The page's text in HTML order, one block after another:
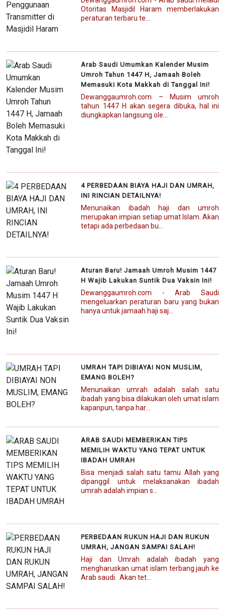
Otoritas Masjidil Haram memberlakukan
peraturan terbaru te...
Arab Saudi Umumkan Kalender Musim
Umroh Tahun 1447 H, Jamaah Boleh
Memasuki Kota Makkah di Tanggal Ini!
Dewanggaumroh.com – Musim umroh
tahun 1447 H akan segera dibuka, hal ini
diungkapkan langsung ole...
4 PERBEDAAN BIAYA HAJI DAN UMRAH,
INI RINCIAN DETAILNYA!
Menunaikan ibadah haji dan umroh
merupakan impian setiap umat Islam. Akan
tetapi ada perbedaan bu...
Aturan Baru! Jamaah Umroh Musim 1447
H Wajib Lakukan Suntik Dua Vaksin Ini!
Dewanggaumroh.com - Arab Saudi
mengeluarkan peraturan baru yang bukan
hanya untuk jamaah haji saj...
UMRAH TAPI DIBIAYAI NON MUSLIM,
EMANG BOLEH?
Menunaikan umrah adalah salah satu
ibadah yang bisa dilakukan oleh umat islam
kapanpun, tanpa har...
ARAB SAUDI MEMBERIKAN TIPS
MEMILIH WAKTU YANG TEPAT UNTUK
IBADAH UMRAH
Bisa menjadi salah satu tamu Allah yang
dipanggil untuk melaksanakan ibadah
umrah adalah impian s...
PERBEDAAN RUKUN HAJI DAN RUKUN
UMRAH, JANGAN SAMPAI SALAH!
Haji dan Umrah adalah ibadah yang
mengharuskan umat islam terbang jauh ke
Arab saudi. Akan tet...